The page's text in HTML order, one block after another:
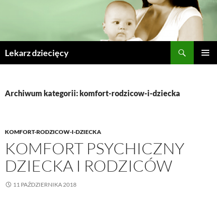
Lekarz dziecięcy
Archiwum kategorii: komfort-rodzicow-i-dziecka
KOMFORT-RODZICOW-I-DZIECKA
KOMFORT PSYCHICZNY
DZIECKA I RODZICÓW
11 PAŹDZIERNIKA 2018